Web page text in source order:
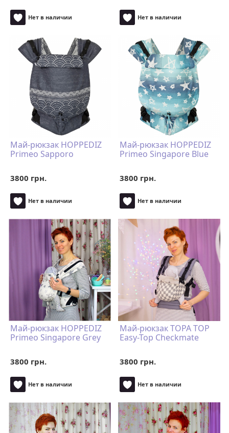
Нет в наличии Нет в наличии
Май-рюкзак HOPPEDIZ
Primeo Sapporo
3800 грн.
Нет в наличии
Май-рюкзак HOPPEDIZ
Primeo Singapore Blue
3800 грн.
Нет в наличии
Май-рюкзак HOPPEDIZ
Primeo Singapore Grey
3800 грн.
Нет в наличии
Май-рюкзак TOPA TOP
Easy-Top Checkmate
3800 грн.
Нет в наличии